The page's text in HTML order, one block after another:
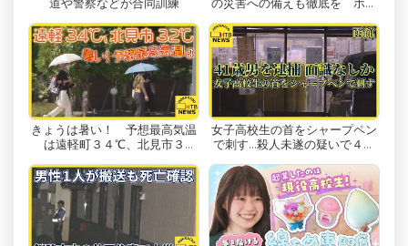
потреблении медиа. Прошли те времена,
когда для просмотра любимых программ
зрителям приходилось полагаться на
традиционные телевизоры. С помощью
потокового вещания зрители могут смотреть
телепередачи в режиме онлайн в любое
удобное для них время, будь то дома, в дороге
или даже в путешествии. Такая гибкость
позволяет людям оставаться на связи с
любимыми телеканалами и никогда не
пропускать любимые передачи.
道や警察などが合同訓練
の災害への備えも徹底を ホー
した
きょうは暑い！ 予想最高気温
は遠軽町３４℃、北見市３
女子高校生の首をシャープペン
で刺す…殺人未遂の疑いで４１
か 函館